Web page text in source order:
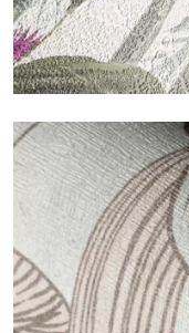
Vinilo
Los acabados
Tecnografica
visualmente